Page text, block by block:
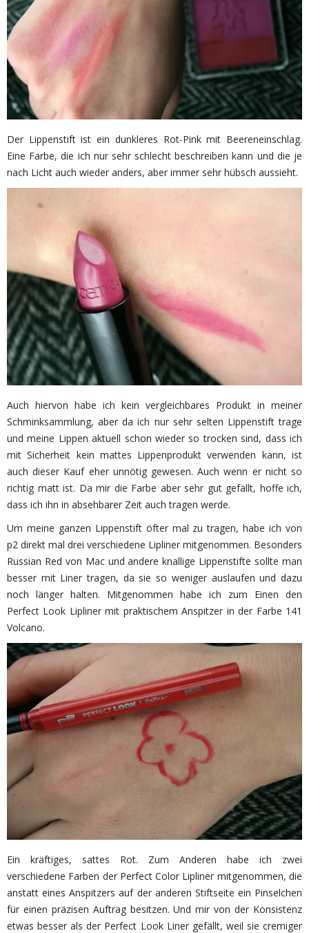
Der Lippenstift ist ein dunkleres Rot-Pink mit Beereneinschlag.
Eine Farbe, die ich nur sehr schlecht beschreiben kann und die je
nach Licht auch wieder anders, aber immer sehr hübsch aussieht.
Auch hiervon habe ich kein vergleichbares Produkt in meiner
Schminksammlung, aber da ich nur sehr selten Lippenstift trage
und meine Lippen aktuell schon wieder so trocken sind, dass ich
mit Sicherheit kein mattes Lippenprodukt verwenden kann, ist
auch dieser Kauf eher unnötig gewesen. Auch wenn er nicht so
richtig matt ist. Da mir die Farbe aber sehr gut gefällt, hoffe ich,
dass ich ihn in absehbarer Zeit auch tragen werde.
Um meine ganzen Lippenstift öfter mal zu tragen, habe ich von
p2 direkt mal drei verschiedene Lipliner mitgenommen. Besonders
Russian Red von Mac und andere knallige Lippenstifte sollte man
besser mit Liner tragen, da sie so weniger auslaufen und dazu
noch länger halten. Mitgenommen habe ich zum Einen den
Perfect Look Lipliner mit praktischem Anspitzer in der Farbe 141
Volcano.
Ein kräftiges, sattes Rot. Zum Anderen habe ich zwei
verschiedene Farben der Perfect Color Lipliner mitgenommen, die
anstatt eines Anspitzers auf der anderen Stiftseite ein Pinselchen
für einen präzisen Auftrag besitzen. Und mir von der Konsistenz
etwas besser als der Perfect Look Liner gefällt, weil sie cremiger